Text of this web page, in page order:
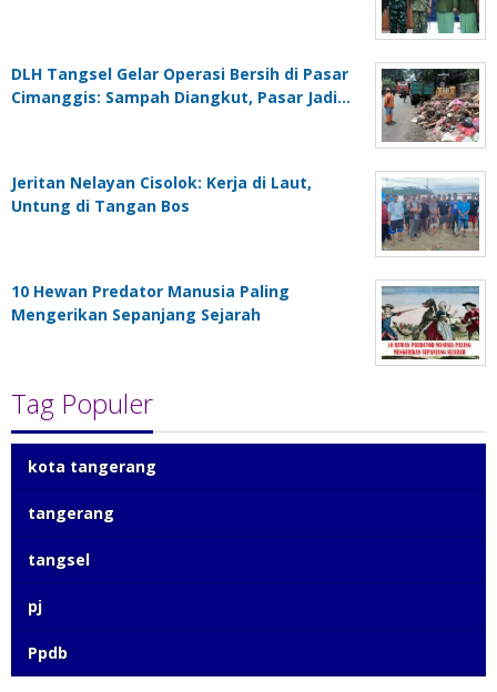
DLH Tangsel Gelar Operasi Bersih di Pasar
Cimanggis: Sampah Diangkut, Pasar Jadi…
Jeritan Nelayan Cisolok: Kerja di Laut,
Untung di Tangan Bos
10 Hewan Predator Manusia Paling
Mengerikan Sepanjang Sejarah
Tag Populer
kota tangerang
tangerang
tangsel
pj
Ppdb